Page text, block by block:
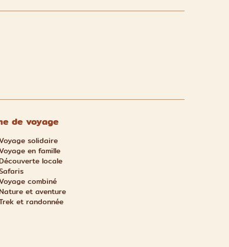
de voyage
solidaire
en famille
locale
combiné
et aventure
et randonnée